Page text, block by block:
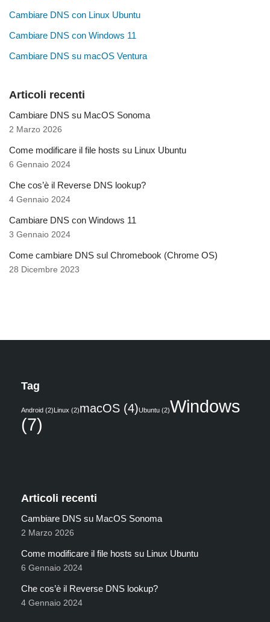
Cambiare DNS con Linux Ubuntu
Cambiare DNS con Windows 11
Cambiare DNS su macOS Ventura
Articoli recenti
Cambiare DNS su MacOS Sonoma
2 Marzo 2026
Come modificare il file hosts su Linux Ubuntu
6 Gennaio 2024
Che cos’è il Reverse DNS lookup?
4 Gennaio 2024
Cambiare DNS con Windows 11
3 Gennaio 2024
Come cambiare DNS sul Chromebook (Chrome OS)
28 Dicembre 2023
Tag
Android (2)Linux (2)macOS (4)Ubuntu (2)Windows
(7)
Articoli recenti
Cambiare DNS su MacOS Sonoma
2 Marzo 2026
Come modificare il file hosts su Linux Ubuntu
6 Gennaio 2024
Che cos’è il Reverse DNS lookup?
4 Gennaio 2024